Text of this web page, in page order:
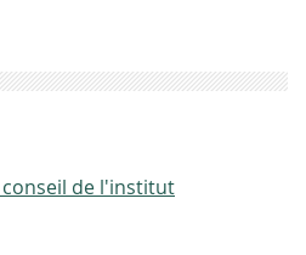
conseil de l'institut